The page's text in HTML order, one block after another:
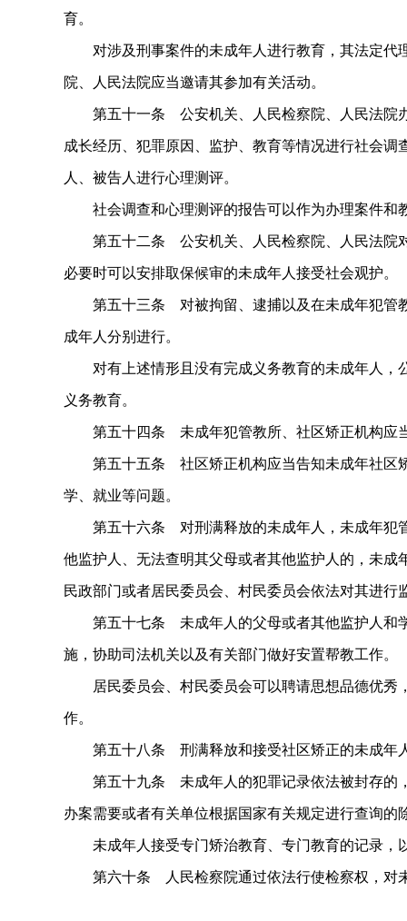
育。
对涉及刑事案件的未成年人进行教育，其法定代
院、人民法院应当邀请其参加有关活动。
第五十一条 公安机关、人民检察院、人民法院办
成长经历、犯罪原因、监护、教育等情况进行社会
人、被告人进行心理测评。
社会调查和心理测评的报告可以作为办理案件和
第五十二条 公安机关、人民检察院、人民法院对
必要时可以安排取保候审的未成年人接受社会观护。
第五十三条 对被拘留、逮捕以及在未成年犯管教
成年人分别进行。
对有上述情形且没有完成义务教育的未成年人，
义务教育。
第五十四条 未成年犯管教所、社区矫正机构应当
第五十五条 社区矫正机构应当告知未成年社区矫
学、就业等问题。
第五十六条 对刑满释放的未成年人，未成年犯管
他监护人、无法查明其父母或者其他监护人的，未
民政部门或者居民委员会、村民委员会依法对其进行
第五十七条 未成年人的父母或者其他监护人和学
施，协助司法机关以及有关部门做好安置帮教工作。
居民委员会、村民委员会可以聘请思想品德优秀
作。
第五十八条 刑满释放和接受社区矫正的未成年人
第五十九条 未成年人的犯罪记录依法被封存的，
办案需要或者有关单位根据国家有关规定进行查询
未成年人接受专门矫治教育、专门教育的记录，
第六十条 人民检察院通过依法行使检察权，对未